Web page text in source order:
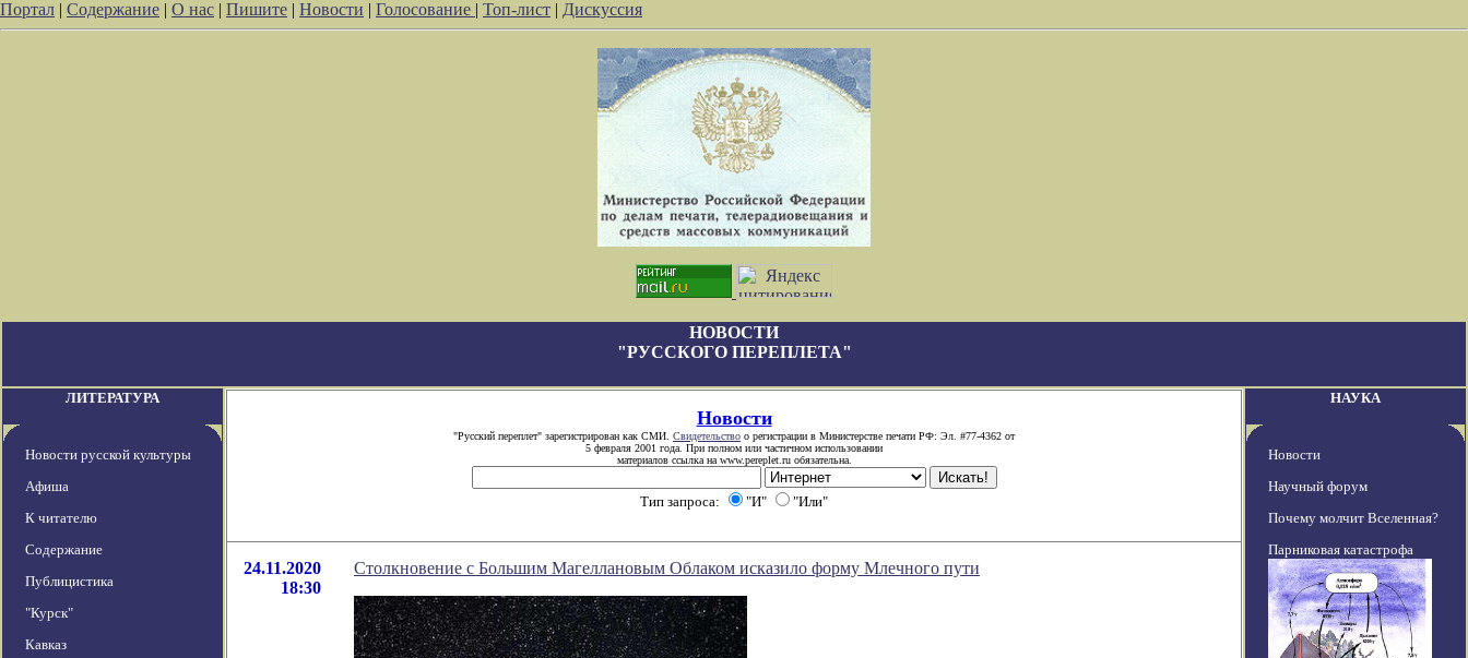
Портал | Содержание | О нас | Пишите | Новости | Голосование | Топ-лист | Дискуссия
НОВОСТИ
"РУССКОГО ПЕРЕПЛЕТА"
ЛИТЕРАТУРА
Новости русской культуры
Афиша
К читателю
Содержание
Публицистика
"Курск"
Кавказ
Новости
"Русский переплет" зарегистрирован как СМИ. Свидетельство о регистрации в Министерстве печати РФ: Эл. #77-4362 от
5 февраля 2001 года. При полном или частичном использовании
материалов ссылка на www.pereplet.ru обязательна.
Тип запроса: "И" "Или"
24.11.2020
18:30
Столкновение с Большим Магеллановым Облаком исказило форму Млечного пути
НАУКА
Новости
Научный форум
Почему молчит Вселенная?
Парниковая катастрофа